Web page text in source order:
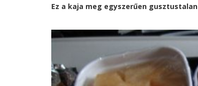
Ez a kaja meg egyszerűen gusztustalan